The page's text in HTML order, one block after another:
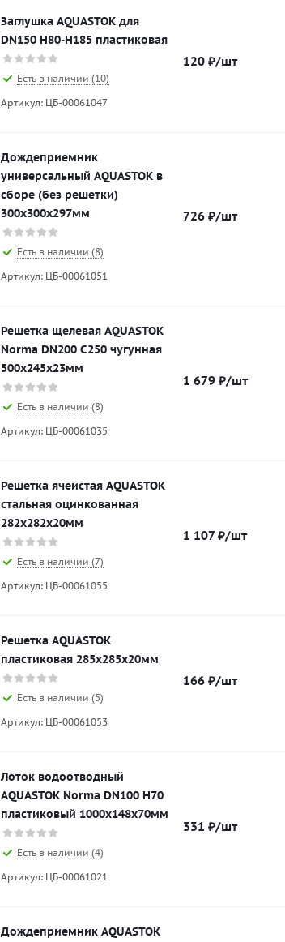
Заглушка AQUASTOK для
DN150 H80-H185 пластиковая
Есть в наличии (10)
Артикул: ЦБ-00061047
120 ₽/шт
Дождеприемник
универсальный AQUASTOK в
сборе (без решетки)
300х300х297мм
Есть в наличии (8)
Артикул: ЦБ-00061051
726 ₽/шт
Решетка щелевая AQUASTOK
Norma DN200 С250 чугунная
500х245х23мм
Есть в наличии (8)
Артикул: ЦБ-00061035
1 679 ₽/шт
Решетка ячеистая AQUASTOK
стальная оцинкованная
282х282х20мм
Есть в наличии (7)
Артикул: ЦБ-00061055
1 107₽/шт
Решетка AQUASTOK
пластиковая 285х285х20мм
Есть в наличии (5)
Артикул: ЦБ-00061053
166 ₽/шт
Лоток водоотводный
AQUASTOK Norma DN100 H70
пластиковый 1000х148х70мм
Есть в наличии (4)
Артикул: ЦБ-00061021
331 ₽/шт
Дождеприемник AQUASTOK